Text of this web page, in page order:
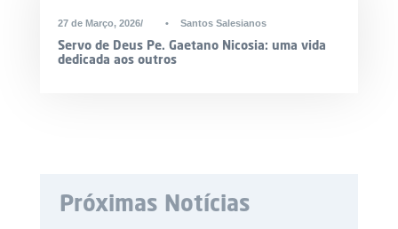
27 de Março, 2026
• Santos Salesianos
Servo de Deus Pe. Gaetano Nicosia: uma vida
dedicada aos outros
Próximas Notícias